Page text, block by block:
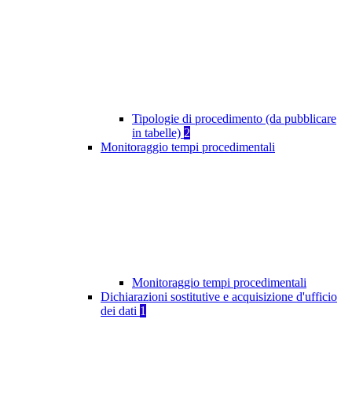
Tipologie di procedimento (da pubblicare
in tabelle) 2
Monitoraggio tempi procedimentali
Monitoraggio tempi procedimentali
Dichiarazioni sostitutive e acquisizione d'ufficio
dei dati 1